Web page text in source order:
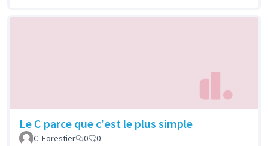
Le C parce que c'est le plus simple
C. Forestier 0 0